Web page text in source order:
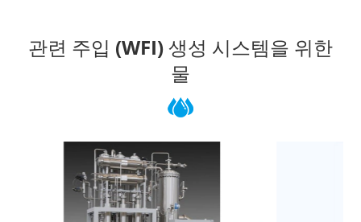
관련 주입 (WFI) 생성 시스템을 위한
물